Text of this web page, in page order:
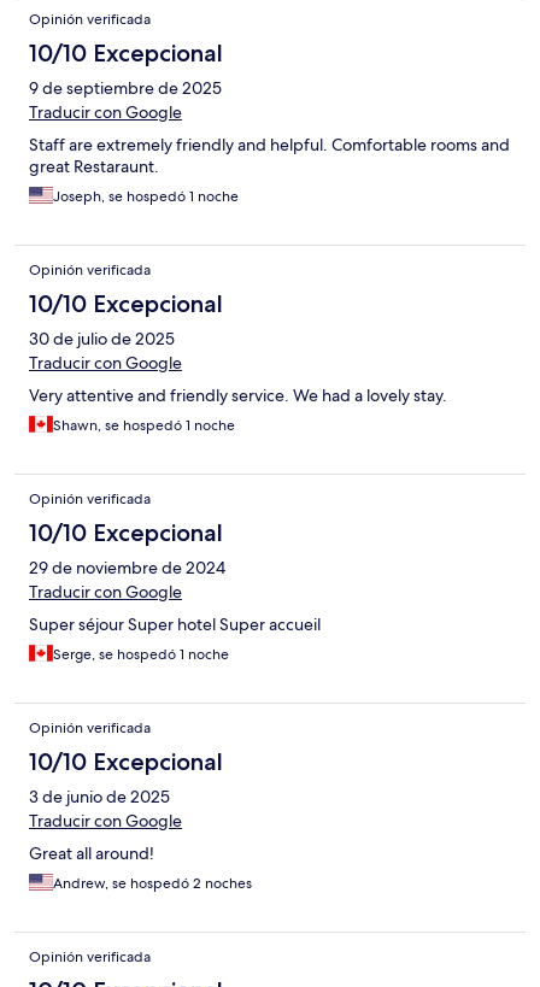
Opinión verificada
10/10 Excepcional
9 de septiembre de 2025
Traducir con Google
Staff are extremely friendly and helpful. Comfortable rooms and
great Restaraunt.
Joseph, se hospedó 1 noche
Opinión verificada
10/10 Excepcional
30 de julio de 2025
Traducir con Google
Very attentive and friendly service. We had a lovely stay.
Shawn, se hospedó 1 noche
Opinión verificada
10/10 Excepcional
29 de noviembre de 2024
Traducir con Google
Super séjour Super hotel Super accueil
Serge, se hospedó 1 noche
Opinión verificada
10/10 Excepcional
3 de junio de 2025
Traducir con Google
Great all around!
Andrew, se hospedó 2 noches
Opinión verificada